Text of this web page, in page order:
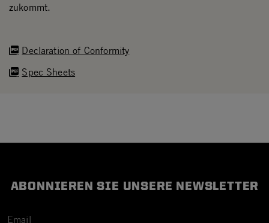
Declaration of Conformity
Spec Sheets
zukommt.
ABONNIEREN SIE UNSERE NEWSLETTER